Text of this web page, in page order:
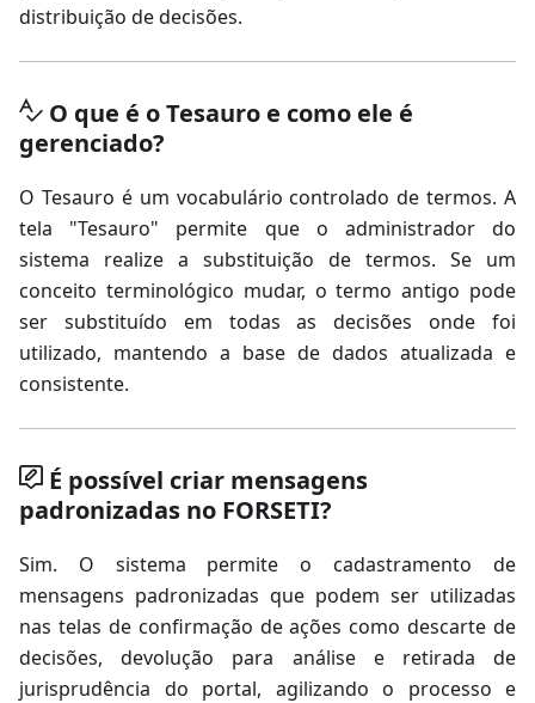
distribuição de decisões.
O que é o Tesauro e como ele é
gerenciado?
O Tesauro é um vocabulário controlado de termos. A
tela "Tesauro" permite que o administrador do
sistema realize a substituição de termos. Se um
conceito terminológico mudar, o termo antigo pode
ser substituído em todas as decisões onde foi
utilizado, mantendo a base de dados atualizada e
consistente.
É possível criar mensagens
padronizadas no FORSETI?
Sim. O sistema permite o cadastramento de
mensagens padronizadas que podem ser utilizadas
nas telas de confirmação de ações como descarte de
decisões, devolução para análise e retirada de
jurisprudência do portal, agilizando o processo e